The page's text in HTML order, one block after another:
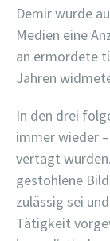
Demir wurde
Medien eine
an ermordete
Jahren
In den drei
immer wieder
vertagt
gestohlene
zulässig sei
Tätigkeit